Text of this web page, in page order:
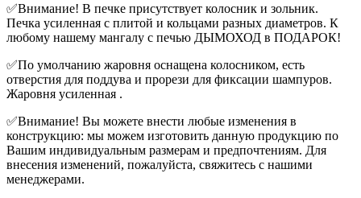
✅Внимание! В печке присутствует колосник и зольник.
Печка усиленная с плитой и кольцами разных диаметров. К
любому нашему мангалу с печью ДЫМОХОД в ПОДАРОК!
✅По умолчанию жаровня оснащена колосником, есть
отверстия для поддува и прорези для фиксации шампуров.
Жаровня усиленная .
✅Внимание! Вы можете внести любые изменения в
конструкцию: мы можем изготовить данную продукцию по
Вашим индивидуальным размерам и предпочтениям. Для
внесения изменений, пожалуйста, свяжитесь с нашими
менеджерами.